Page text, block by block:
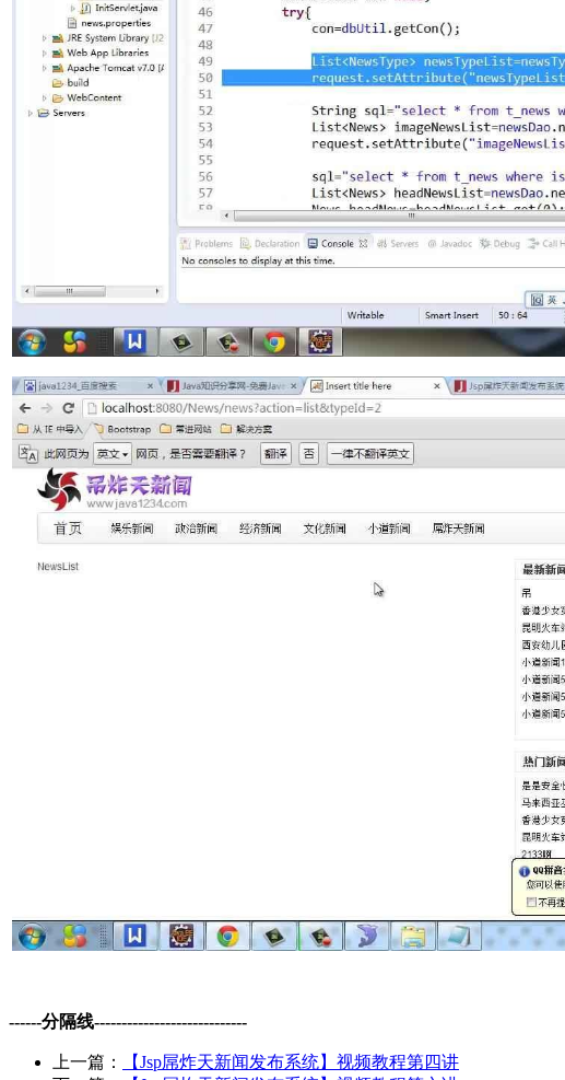
------分隔线----------------------------
上一篇：
【Jsp屌炸天新闻发布系统】视频教程第四讲